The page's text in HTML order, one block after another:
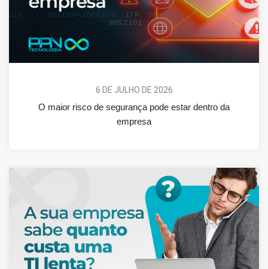
6 DE JULHO DE 2026
O maior risco de segurança pode estar dentro da
empresa